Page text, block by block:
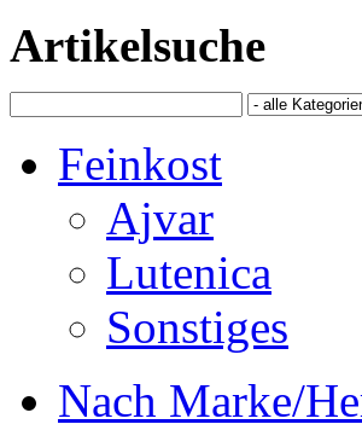
Artikelsuche
Feinkost
Ajvar
Lutenica
Sonstiges
Nach Marke/